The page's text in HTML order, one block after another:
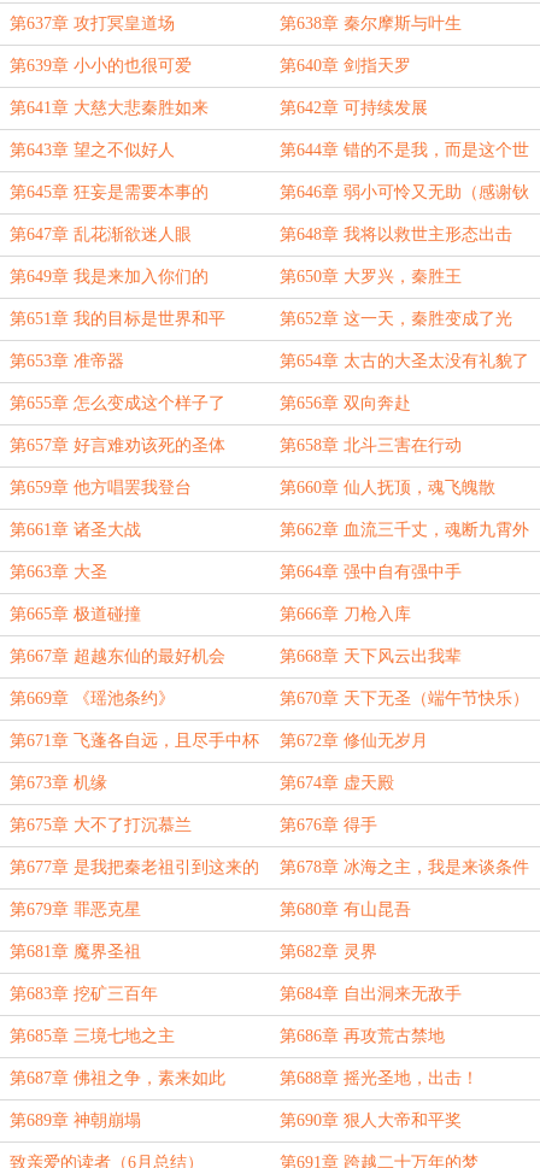
第637章 攻打冥皇道场 第638章 秦尔摩斯与叶生
第639章 小小的也很可爱 第640章 剑指天罗
第641章 大慈大悲秦胜如来 第642章 可持续发展
第643章 望之不似好人 第644章 错的不是我，而是这个世
界
第645章 狂妄是需要本事的 第646章 弱小可怜又无助（感谢钬
欤的盟主）
第647章 乱花渐欲迷人眼 第648章 我将以救世主形态出击
第649章 我是来加入你们的 第650章 大罗兴，秦胜王
第651章 我的目标是世界和平 第652章 这一天，秦胜变成了光
第653章 准帝器 第654章 太古的大圣太没有礼貌了
第655章 怎么变成这个样子了 第656章 双向奔赴
第657章 好言难劝该死的圣体 第658章 北斗三害在行动
第659章 他方唱罢我登台 第660章 仙人抚顶，魂飞魄散
第661章 诸圣大战 第662章 血流三千丈，魂断九霄外
第663章 大圣 第664章 强中自有强中手
第665章 极道碰撞 第666章 刀枪入库
第667章 超越东仙的最好机会 第668章 天下风云出我辈
第669章 《瑶池条约》 第670章 天下无圣（端午节快乐）
第671章 飞蓬各自远，且尽手中杯 第672章 修仙无岁月
第673章 机缘 第674章 虚天殿
第675章 大不了打沉慕兰 第676章 得手
第677章 是我把秦老祖引到这来的 第678章 冰海之主，我是来谈条件
的
第679章 罪恶克星 第680章 有山昆吾
第681章 魔界圣祖 第682章 灵界
第683章 挖矿三百年 第684章 自出洞来无敌手
第685章 三境七地之主 第686章 再攻荒古禁地
第687章 佛祖之争，素来如此 第688章 摇光圣地，出击！
第689章 神朝崩塌 第690章 狠人大帝和平奖
致亲爱的读者（6月总结） 第691章 跨越二十万年的梦